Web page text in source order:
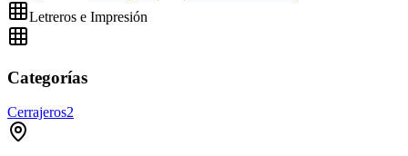
Letreros e Impresión
Categorías
Cerrajeros2